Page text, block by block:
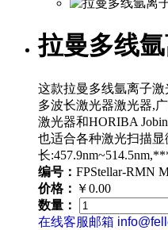
拉曼多线
这款拉曼多线氩离子激
多波长激光器激光器,
激光器和HORIBA
也适合各种激光扫描
长
编号： FPStellar-RMN
价格： ￥0.00
数量：
在线客服邮箱